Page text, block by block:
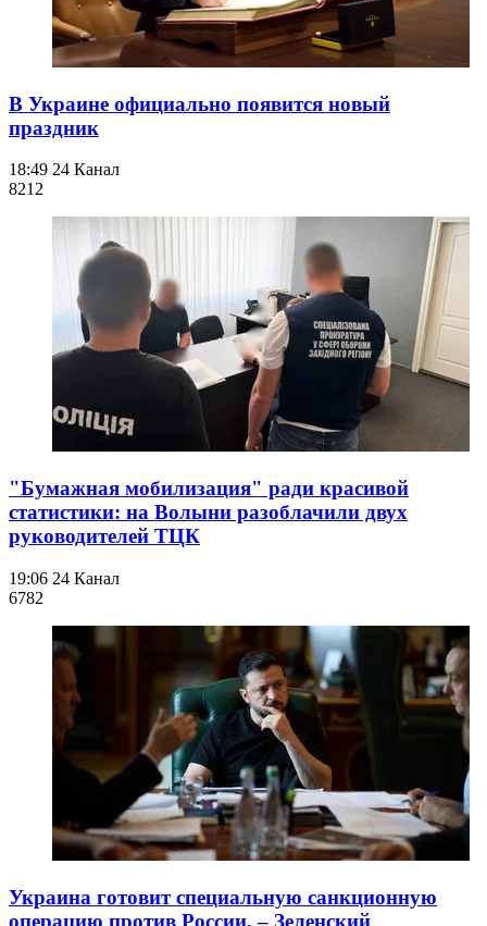
В Украине официально появится новый
праздник
18:49 24 Канал
8212
"Бумажная мобилизация" ради красивой
статистики: на Волыни разоблачили двух
руководителей ТЦК
19:06 24 Канал
6782
Украина готовит специальную санкционную
операцию против России, – Зеленский